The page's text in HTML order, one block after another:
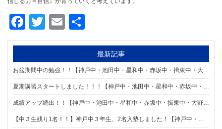
Facebook
TwitterEmail
有
最新記事
お盆期間中の勉強！！【神戸中・池田中・星和中・赤坂中・揖東中・大野中学区の個別指導塾 明海ゼミナール 神戸校】
夏期講習スタートしました！！！【神戸中・池田中・星和中・赤坂中・揖東中・大野中学区の個別指導塾 明海ゼミナール 神戸校】
成績アップ続出！！【神戸中・池田中・星和中・赤坂中・揖東中・大野中学区の個別指導塾 明海ゼミナール 神戸校】
【中３生残り1名！！】神戸中３年生、2名入塾しました！【神戸中・池田中・星和中・赤坂中・揖東中・大野中学区の個別指導塾 明海ゼミナール 神戸校】